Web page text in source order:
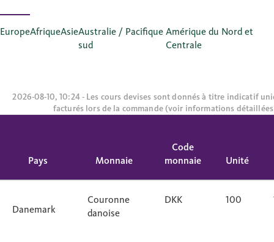
EuropeAfriqueAsieAustralie / Pacifique
sud
Amérique du Nord et
Centrale
2026-08-10, 10:24 - Les cours devises sont donnés à titre indicatif
facturés lors de la commande (voir informations
Pays Monnaie
Code
monnaie
Unité
Danemark
Couronne
danoise
DKK 100